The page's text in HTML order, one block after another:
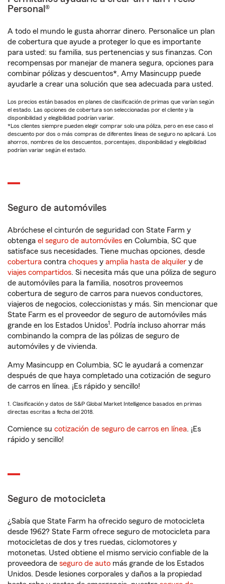
Personal®
A todo el mundo le gusta ahorrar dinero. Personalice un plan
de cobertura que ayude a proteger lo que es importante
para usted: su familia, sus pertenencias y sus finanzas. Con
recompensas por manejar de manera segura, opciones para
combinar pólizas y descuentos*, Amy Masincupp puede
ayudarle a crear una solución que sea adecuada para usted.
Los precios están basados en planes de clasificación de primas que varían según
el estado. Las opciones de cobertura son seleccionadas por el cliente y la
disponibilidad y elegibilidad podrían variar.
*Los clientes siempre pueden elegir comprar solo una póliza, pero en ese caso el
descuento por dos o más compras de diferentes líneas de seguro no aplicará. Los
ahorros, nombres de los descuentos, porcentajes, disponibilidad y elegibilidad
podrían variar según el estado.
Seguro de automóviles
Abróchese el cinturón de seguridad con State Farm y
obtenga el seguro de automóviles en Columbia, SC que
satisface sus necesidades. Tiene muchas opciones, desde
cobertura contra choques y amplia hasta de alquiler y de
viajes compartidos. Si necesita más que una póliza de seguro
de automóviles para la familia, nosotros proveemos
cobertura de seguro de carros para nuevos conductores,
viajeros de negocios, coleccionistas y más. Sin mencionar que
State Farm es el proveedor de seguro de automóviles más
grande en los Estados Unidos1 . Podría incluso ahorrar más
combinando la compra de las pólizas de seguro de
automóviles y de vivienda.
Amy Masincupp en Columbia, SC le ayudará a comenzar
después de que haya completado una cotización de seguro
de carros en línea. ¡Es rápido y sencillo!
1. Clasificación y datos de S&P Global Market Intelligence basados en primas
directas escritas a fecha del 2018.
Comience su cotización de seguro de carros en línea. ¡Es
rápido y sencillo!
Seguro de motocicleta
¿Sabía que State Farm ha ofrecido seguro de motocicleta
desde 1962? State Farm ofrece seguro de motocicleta para
motocicletas de dos y tres ruedas, ciclomotores y
motonetas. Usted obtiene el mismo servicio confiable de la
proveedora de seguro de auto más grande de los Estados
Unidos. Desde lesiones corporales y daños a la propiedad